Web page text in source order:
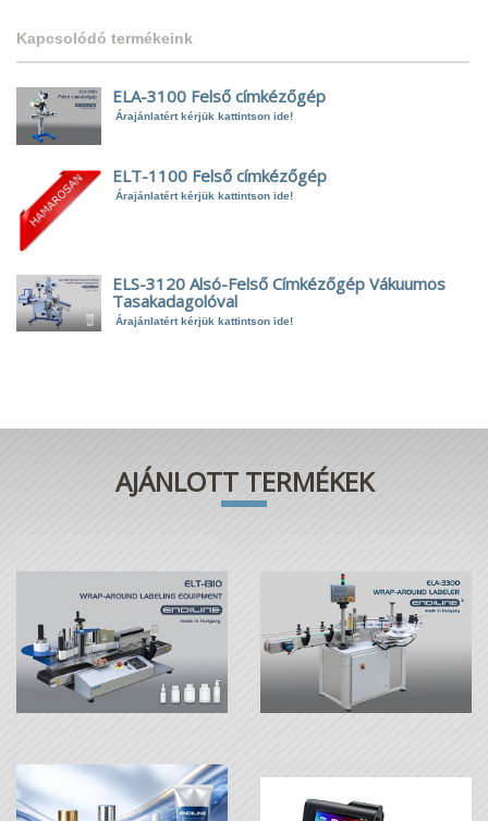
Kapcsolódó termékeink
ELA-3100 Felső címkézőgép
Árajánlatért kérjük kattintson ide!
ELT-1100 Felső címkézőgép
Árajánlatért kérjük kattintson ide!
ELS-3120 Alsó-Felső Címkézőgép Vákuumos
Tasakadagolóval
Árajánlatért kérjük kattintson ide!
AJÁNLOTT TERMÉKEK